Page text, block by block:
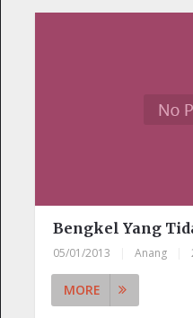
Bengkel Yang
05/01/2013 Anang
MORE